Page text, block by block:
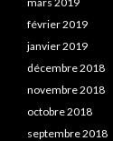
février 2019
janvier 2019
décembre 2018
novembre 2018
octobre 2018
septembre 2018